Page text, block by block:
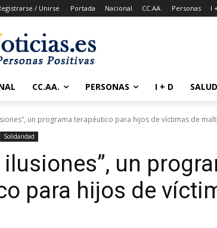
/ Unirse Portada Nacional CC.AA. Personas I
CC.AA. PERSONAS I + D SALUD
un programa terapéutico para hijos de víctimas de
Solidaridad
ilusiones”, un
para hijos de